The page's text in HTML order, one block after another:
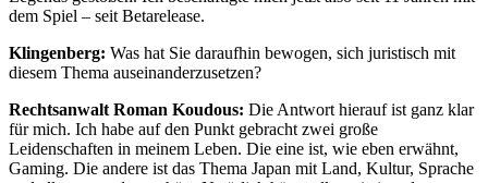
dem Spiel – seit Betarelease.
Klingenberg: Was hat Sie daraufhin bewogen, sich juristisch mit
diesem Thema auseinanderzusetzen?
Rechtsanwalt Roman Koudous: Die Antwort hierauf ist ganz klar
für mich. Ich habe auf den Punkt gebracht zwei große
Leidenschaften in meinem Leben. Die eine ist, wie eben erwähnt,
Gaming. Die andere ist das Thema Japan mit Land, Kultur, Sprache